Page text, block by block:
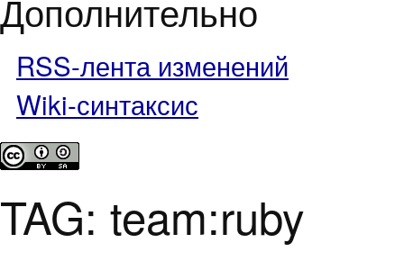
Дополнительно
RSS-лента изменений
Wiki-синтаксис
TAG: team:ruby